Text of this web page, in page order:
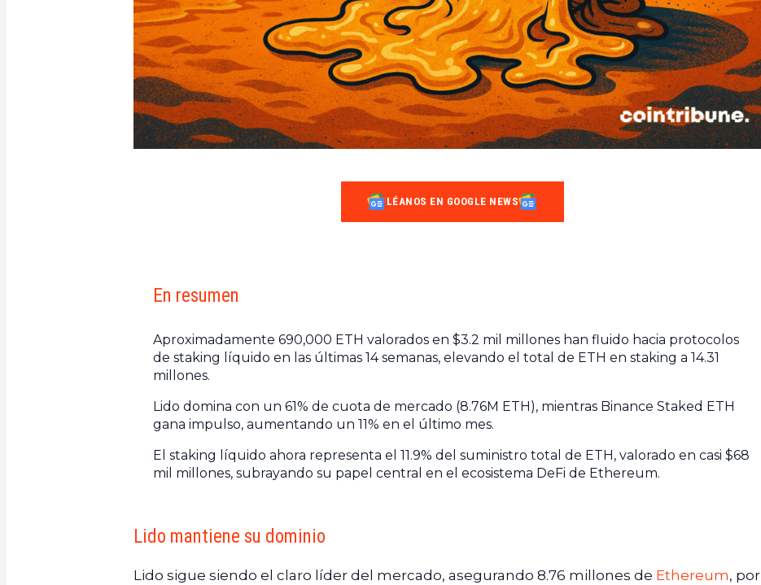
LÉANOS EN GOOGLE NEWS
En resumen
Aproximadamente 690,000 ETH valorados en $3.2 mil millones han fluido hacia protocolos
de staking líquido en las últimas 14 semanas, elevando el total de ETH en staking a 14.31
millones.
Lido domina con un 61% de cuota de mercado (8.76M ETH), mientras Binance Staked ETH
gana impulso, aumentando un 11% en el último mes.
El staking líquido ahora representa el 11.9% del suministro total de ETH, valorado en casi $68
mil millones, subrayando su papel central en el ecosistema DeFi de Ethereum.
Lido mantiene su dominio
Lido sigue siendo el claro líder del mercado, asegurando 8.76 millones de Ethereum, por